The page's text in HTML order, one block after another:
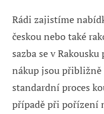
Rádi zajistíme
českou nebo také
sazba se v
nákup jsou přibližně
standardní proces
případě při pořízení